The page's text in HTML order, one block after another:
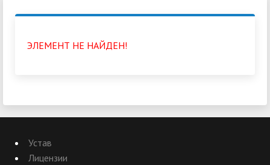
ЭЛЕМЕНТ НЕ НАЙДЕН!
Устав
Лицензии